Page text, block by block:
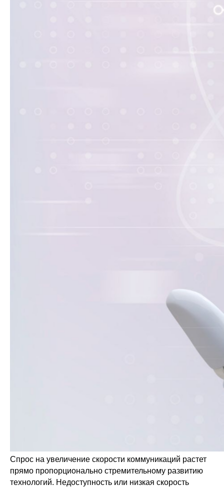
Спрос на увеличение скорости коммуникаций растет
прямо пропорционально стремительному развитию
технологий. Недоступность или низкая скорость